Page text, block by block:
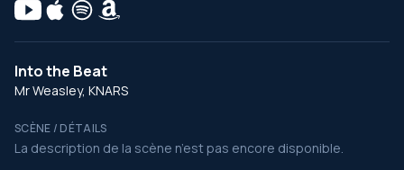
Into the Beat
Mr Weasley, KNARS
SCÈNE / DÉTAILS
La description de la scène n’est pas encore disponible.